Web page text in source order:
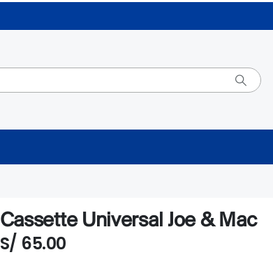
Cassette Universal Joe & Mac
S/ 65.00